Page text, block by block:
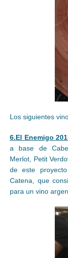
Los siguientes
6.El Enemigo
a base de
Merlot, Petit
de este
Catena, que
para un vino